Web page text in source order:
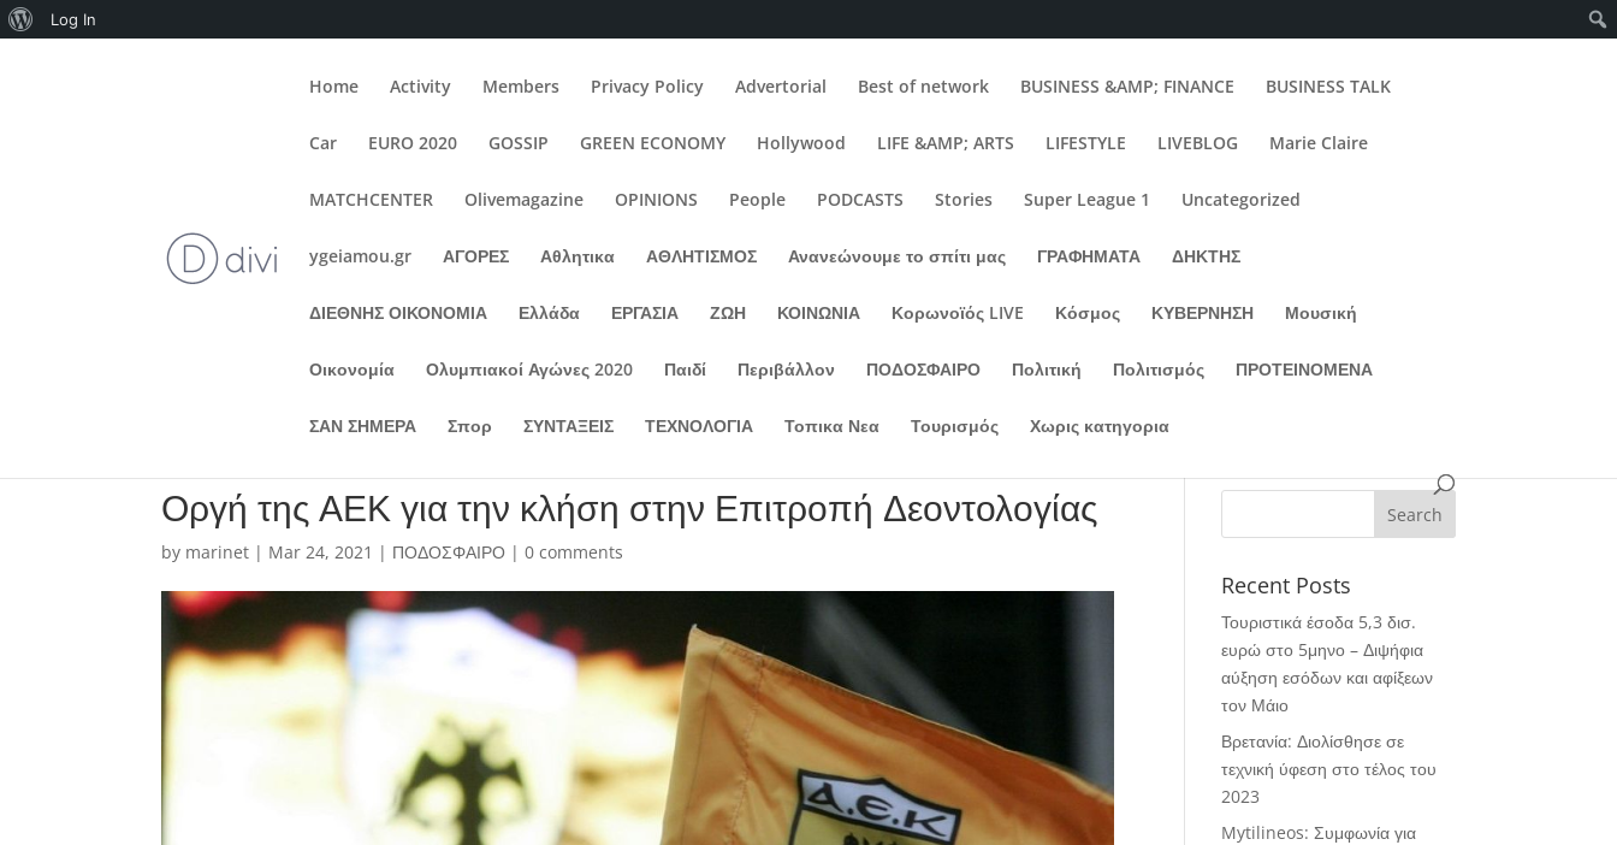
About
Log In
Home Activity Members Privacy Policy Advertorial Best of network BUSINESS &AMP; FINANCE BUSINESS TALK
Car EURO 2020 GOSSIP GREEN ECONOMY Hollywood LIFE &AMP; ARTS LIFESTYLE LIVEBLOG Marie Claire
MATCHCENTER Olivemagazine OPINIONS People PODCASTS Stories Super League 1 Uncategorized
ygeiamou.gr ΑΓΟΡΕΣ Αθλητικα ΑΘΛΗΤΙΣΜΟΣ Ανανεώνουμε το σπίτι μας ΓΡΑΦΗΜΑΤΑ ΔΗΚΤΗΣ
ΔΙΕΘΝΗΣ ΟΙΚΟΝΟΜΙΑ Ελλάδα ΕΡΓΑΣΙΑ ΖΩΗ ΚΟΙΝΩΝΙΑ Κορωνοϊός LIVE Κόσμος ΚΥΒΕΡΝΗΣΗ Μουσική
Οικονομία Ολυμπιακοί Αγώνες 2020 Παιδί Περιβάλλον ΠΟΔΟΣΦΑΙΡΟ Πολιτική Πολιτισμός ΠΡΟΤΕΙΝΟΜΕΝΑ
ΣΑΝ ΣΗΜΕΡΑ Σπορ ΣΥΝΤΑΞΕΙΣ ΤΕΧΝΟΛΟΓΙΑ Τοπικα Νεα Τουρισμός Χωρις κατηγορια
Οργή της ΑΕΚ για την κλήση στην Επιτροπή Δεοντολογίας
by marinet | Mar 24, 2021 | ΠΟΔΟΣΦΑΙΡΟ |0 comments
Recent Posts
Τουριστικά έσοδα 5,3 δισ.
ευρώ στο 5μηνο – Διψήφια
αύξηση εσόδων και αφίξεων
τον Μάιο
Βρετανία: Διολίσθησε σε
τεχνική ύφεση στο τέλος του
2023
Mytilineos: Συμφωνία για